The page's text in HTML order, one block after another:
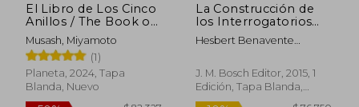
El Libro de Los Cinco
Anillos / The Book of
Five Rings
Musash, Miyamoto
(1)
Planeta, 2024, Tapa
Blanda, Nuevo
La Construcción de
los Interrogatorios
Desde la Teoría del
Caso
Hesbert Benavente
J. M. Bosch Editor, 2015, 1
Edición, Tapa Blanda,
Nuevo